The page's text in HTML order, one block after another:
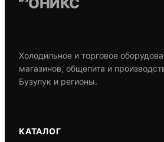
Холодильное и торговое
магазинов, общепита и
Бузулук и регионы.
КАТАЛОГ